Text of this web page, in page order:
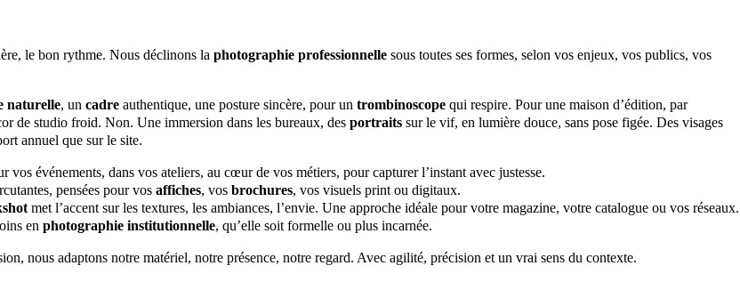
le bon rythme. Nous déclinons la photographie professionnelle sous toutes ses formes, selon vos enjeux, vos publics, vos
naturelle, un cadre authentique, une posture sincère, pour un trombinoscope qui respire. Pour une maison d’édition, par
de studio froid. Non. Une immersion dans les bureaux, des portraits sur le vif, en lumière douce, sans pose figée. Des visages
annuel que sur le site.
vos événements, dans vos ateliers, au cœur de vos métiers, pour capturer l’instant avec justesse.
pensées pour vos affiches, vos brochures, vos visuels print ou digitaux.
met l’accent sur les textures, les ambiances, l’envie. Une approche idéale pour votre magazine, votre catalogue ou vos réseaux.
en photographie institutionnelle, qu’elle soit formelle ou plus incarnée.
nous adaptons notre matériel, notre présence, notre regard. Avec agilité, précision et un vrai sens du contexte.